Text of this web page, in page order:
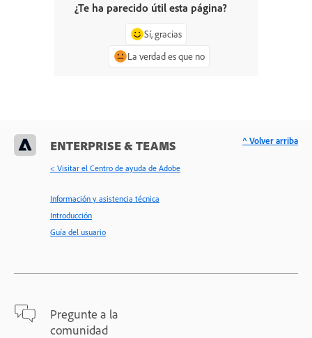
¿Te ha parecido útil esta página?
Sí, gracias
La verdad es que no
ENTERPRISE & TEAMS
< Visitar el Centro de ayuda de Adobe
Información y asistencia técnica
Introducción
Guía del usuario
Pregunte a la
comunidad
^ Volver arriba